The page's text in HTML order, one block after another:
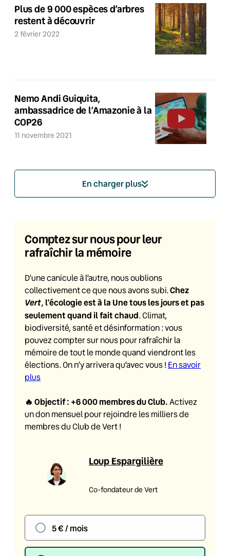
Plus de 9 000 espèces d’arbres
restent à découvrir
2 février 2022
Nemo Andi Guiquita,
ambassadrice de l’Amazonie à la
COP26
11 novembre 2021
En charger plus
Comptez sur nous pour leur
rafraîchir la mémoire
D’une canicule à l’autre, nous oublions
collectivement ce que nous avons subi.Chez
Vert, l’écologie est à la Une tous les jours et pas
seulement quand il fait chaud. Climat,
biodiversité, santé et désinformation : vous
pouvez compter sur nous pour rafraîchir la
mémoire de tout le monde quand viendront les
élections. On n’y arrivera qu’avec vous ! En savoir
plus
🔥 Objectif : +6 000 membres du Club. Activez
un don mensuel pour rejoindre les milliers de
membres du Club de Vert !
Loup Espargilière
Co-fondateur de Vert
5 € / mois